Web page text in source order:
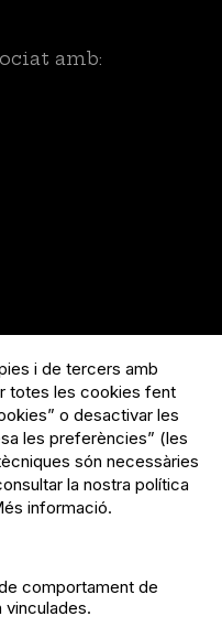
amb:
i de tercers amb
totes les cookies fent
o desactivar les
les preferències” (les
són necessàries
la nostra política
informació.
comportament de
vinculades.